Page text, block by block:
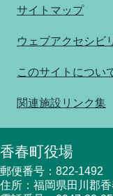
サイトマップ
ウェブアクセシビ
このサイトについ
関連施設リンク集
香春町役場
郵便番号：822-1492
住所：福岡県田川郡